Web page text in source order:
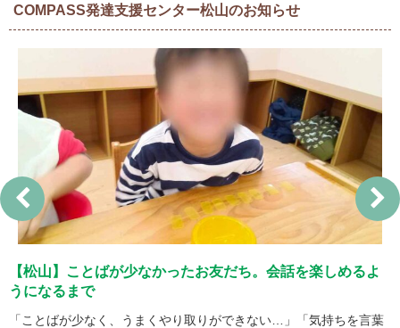
COMPASS発達支援センター松山のお知らせ
【松山】ことばが少なかったお友だち。会話を楽しめるよ
うになるまで
「ことばが少なく、うまくやり取りができない…」「気持ちを言葉